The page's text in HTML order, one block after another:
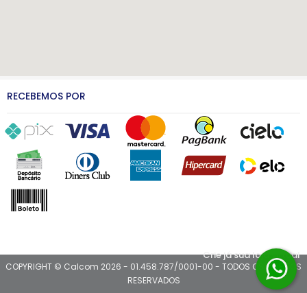
RECEBEMOS POR
Crie já sua loja virtual
COPYRIGHT © Calcom 2026 - 01.458.787/0001-00 - TODOS OS DIREITOS
RESERVADOS